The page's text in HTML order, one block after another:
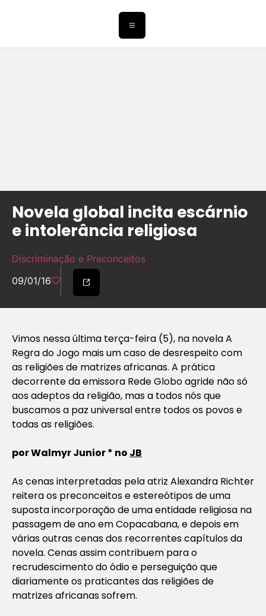
Novela global incita escárnio
e intolerância religiosa
Discriminação e Preconceitos
09/01/16
Vimos nessa última terça-feira (5), na novelaA
Regra do Jogo mais um caso de desrespeito com
as religiões de matrizes africanas. A prática
decorrente da emissora Rede Globo agride não só
aos adeptos da religião, mas a todos nós que
buscamos a paz universal entre todos os povos e
todas as religiões.
por Walmyr Junior * no JB
As cenas interpretadas pela atriz Alexandra Richter
reitera os preconceitos e estereótipos de uma
suposta incorporação de uma entidade religiosa na
passagem de ano em Copacabana, e depois em
várias outras cenas dos recorrentes capítulos da
novela. Cenas assim contribuem para o
recrudescimento do ódio e perseguição que
diariamente os praticantes das religiões de
matrizes africanas sofrem.